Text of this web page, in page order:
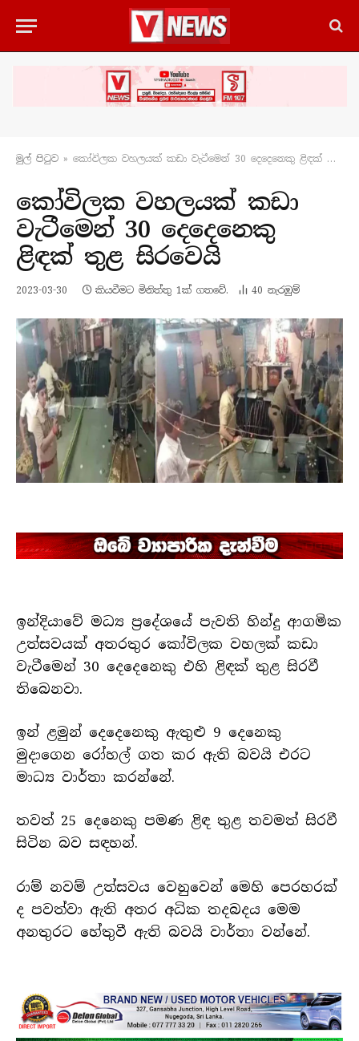
මුල් පිටු​ව » කෝවිලක වහලයක් කඩා වැටීමෙන් 30 දෙදෙනෙකු ළිඳක් තුළ සිරවෙයි
කෝවිලක වහලයක් කඩා
වැටීමෙන් 30 දෙදෙනෙකු
ළිඳක් තුළ සිරවෙයි
2023-03-30 කියවීමට මිනිත්තු 1ක් ගතවේ. 40 නැරඹු​ම්
ඉන්දියාවේ මධ්‍ය ප්‍රදේශයේ පැවති හින්දු ආගමික
උත්සවයක් අතරතුර කෝවිලක වහලක් කඩා
වැටීමෙන් 30 දෙදෙනෙකු එහි ළිඳක් තුළ සිරවී
තිබෙනවා.
ඉන් ළමුන් දෙදෙනෙකු ඇතුළු 9 දෙනෙකු
මුදාගෙන රෝහල් ගත කර ඇති බවයි එරට
මාධ්‍ය වාර්තා කරන්නේ.
තවත් 25 දෙනෙකු පමණ ළිඳ තුළ තවමත් සිරවී
සිටින බව සඳහන්.
රාම් නවම් උත්සවය වෙනුවෙන් මෙහි පෙරහරක්
ද පවත්වා ඇති අතර අධික තදබදය මෙම
අනතුරට හේතුවී ඇති බවයි වාර්තා වන්නේ.